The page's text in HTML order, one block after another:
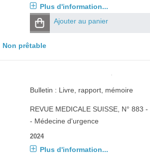
Plus d'information...
Ajouter au panier
Non prêtable
Bulletin : Livre, rapport, mémoire
REVUE MEDICALE SUISSE, N° 883
- Médecine d'urgence
2024
Plus d'information...